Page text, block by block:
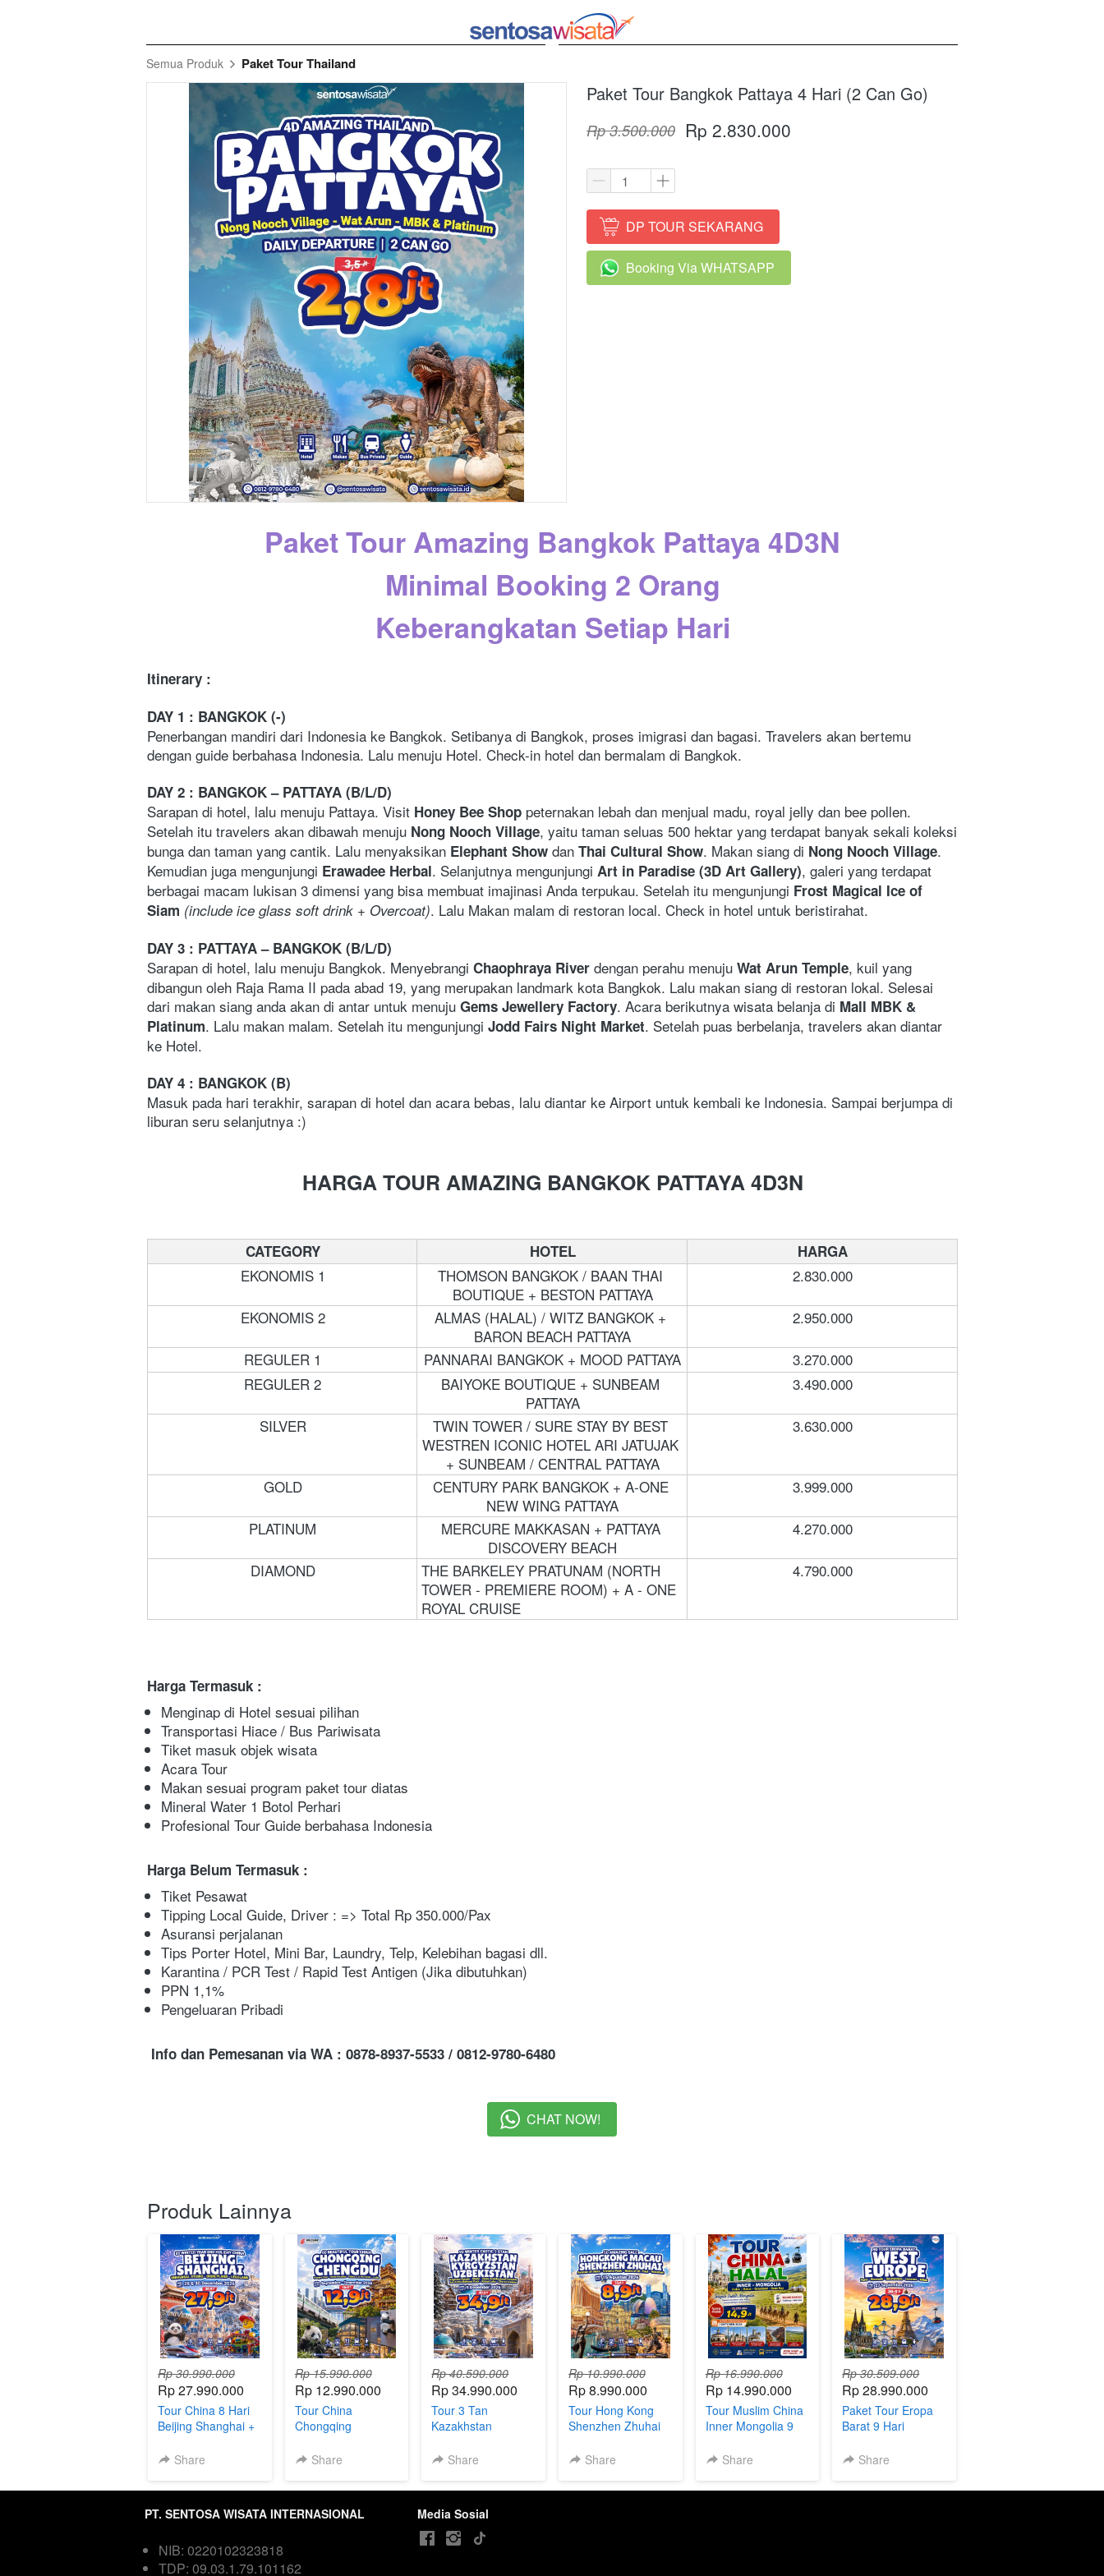
Semua Produk Paket Tour Thailand
Paket Tour Bangkok Pattaya 4 Hari (2 Can Go)
Rp 3.500.000 Rp 2.830.000
` DP TOUR SEKARANG
` Booking Via WHATSAPP
Paket Tour Amazing Bangkok Pattaya 4D3N
Minimal Booking 2 Orang
Keberangkatan Setiap Hari
Itinerary :
DAY 1 : BANGKOK (-)
Penerbangan mandiri dari Indonesia ke Bangkok. Setibanya di Bangkok, proses imigrasi dan bagasi. Travelers akan bertemu
dengan guide berbahasa Indonesia. Lalu menuju Hotel. Check-in hotel dan bermalam di Bangkok.
DAY 2 : BANGKOK – PATTAYA (B/L/D)
Sarapan di hotel, lalu menuju Pattaya. Visit Honey Bee Shop peternakan lebah dan menjual madu, royal jelly dan bee pollen.
Setelah itu travelers akan dibawah menuju Nong Nooch Village, yaitu taman seluas 500 hektar yang terdapat banyak sekali koleksi
bunga dan taman yang cantik. Lalu menyaksikan Elephant Show dan Thai Cultural Show. Makan siang di Nong Nooch Village.
Kemudian juga mengunjungi Erawadee Herbal. Selanjutnya mengunjungi Art in Paradise (3D Art Gallery), galeri yang terdapat
berbagai macam lukisan 3 dimensi yang bisa membuat imajinasi Anda terpukau. Setelah itu mengunjungi Frost Magical Ice of
Siam (include ice glass soft drink + Overcoat). Lalu Makan malam di restoran local. Check in hotel untuk beristirahat.
DAY 3 : PATTAYA – BANGKOK (B/L/D)
Sarapan di hotel, lalu menuju Bangkok. Menyebrangi Chaophraya River dengan perahu menuju Wat Arun Temple, kuil yang
dibangun oleh Raja Rama II pada abad 19, yang merupakan landmark kota Bangkok. Lalu makan siang di restoran lokal. Selesai
dari makan siang anda akan di antar untuk menuju Gems Jewellery Factory. Acara berikutnya wisata belanja di Mall MBK &
Platinum. Lalu makan malam. Setelah itu mengunjungi Jodd Fairs Night Market. Setelah puas berbelanja, travelers akan diantar
ke Hotel.
DAY 4 : BANGKOK (B)
Masuk pada hari terakhir, sarapan di hotel dan acara bebas, lalu diantar ke Airport untuk kembali ke Indonesia. Sampai berjumpa di
liburan seru selanjutnya :)
HARGA TOUR AMAZING BANGKOK PATTAYA 4D3N
CATEGORY HOTEL HARGA
EKONOMIS 1
THOMSON BANGKOK / BAAN THAI
BOUTIQUE + BESTON PATTAYA
2.830.000
EKONOMIS 2
ALMAS (HALAL) / WITZ BANGKOK +
BARON BEACH PATTAYA
2.950.000
REGULER 1 PANNARAI BANGKOK + MOOD PATTAYA
3.270.000
REGULER 2
BAIYOKE BOUTIQUE + SUNBEAM
PATTAYA
3.490.000
SILVER
TWIN TOWER / SURE STAY BY BEST
WESTREN ICONIC HOTEL ARI JATUJAK
+ SUNBEAM / CENTRAL PATTAYA
3.630.000
GOLD
CENTURY PARK BANGKOK + A-ONE
NEW WING PATTAYA
3.999.000
PLATINUM
MERCURE MAKKASAN + PATTAYA
DISCOVERY BEACH
4.270.000
DIAMOND
THE BARKELEY PRATUNAM (NORTH
TOWER - PREMIERE ROOM) + A - ONE
ROYAL CRUISE
4.790.000
Harga Termasuk :
Menginap di Hotel sesuai pilihan
Transportasi Hiace / Bus Pariwisata
Tiket masuk objek wisata
Acara Tour
Makan sesuai program paket tour diatas
Mineral Water 1 Botol Perhari
Profesional Tour Guide berbahasa Indonesia
Harga Belum Termasuk :
Tiket Pesawat
Tipping Local Guide, Driver : => Total Rp 350.000/Pax
Asuransi perjalanan
Tips Porter Hotel, Mini Bar, Laundry, Telp, Kelebihan bagasi dll.
Karantina / PCR Test / Rapid Test Antigen (Jika dibutuhkan)
PPN 1,1%
Pengeluaran Pribadi
Info dan Pemesanan via WA : 0878-8937-5533 / 0812-9780-6480
` CHAT NOW!
Produk Lainnya
Rp 30.990.000
Rp 27.990.000
Tour China 8 Hari
Beijing Shanghai +
Disneyland &
Share
Rp 15.990.000
Rp 12.990.000
Tour China
Chongqing
Direct Flight
Share
Rp 40.590.000
Rp 34.990.000
Tour 3 Tan
Kazakhstan
Kyrgyzstan 9 Hari
Share
Rp 10.990.000
Rp 8.990.000
Tour Hong Kong
Shenzhen Zhuhai
HariShare
Rp 16.990.000
Rp 14.990.000
Tour Muslim China
Inner Mongolia 9
Share
Rp 30.509.000
Rp 28.990.000
Paket Tour Eropa
Barat 9 Hari
Share
PT. SENTOSA WISATA INTERNASIONAL
NIB: 0220102323818
TDP: 09.03.1.79.101162
Media Sosial